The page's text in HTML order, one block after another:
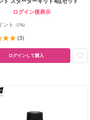
ログイン後表示
ント :(1%)
(3)
ログインして購入